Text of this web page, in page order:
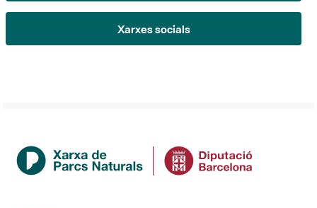
Institució